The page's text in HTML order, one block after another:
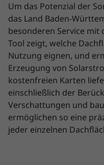
Um das Potenzial der
das Land Baden-
besonderen Service mit
Tool zeigt, welche
Nutzung eignen, und
Erzeugung von
kostenfreien Karten
einschließlich der
Verschattungen und
ermöglichen so eine
jeder einzelnen